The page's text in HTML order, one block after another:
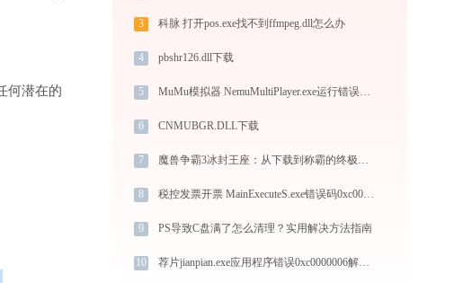
何潜在的
3 科脉 打开pos.exe找不到ffmpeg.dll怎么办
4 pbshr126.dll下载
5 MuMu模拟器 NemuMultiPlayer.exe运行错误提示0xc000007b的解决办法
6 CNMUBGR.DLL下载
7 魔兽争霸3冰封王座：从下载到称霸的终极指南！
8 税控发票开票 MainExecuteS.exe错误码0xc000000d处理办法
9 PS导致C盘满了怎么清理？实用解决方法指南
10 荐片jianpian.exe应用程序错误0xc0000006解决方法